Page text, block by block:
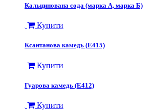
Кальцинована сода (марка А, марка Б)
Купити
Ксантанова камедь (Е415)
Купити
Гуарова камедь (Е412)
Купити